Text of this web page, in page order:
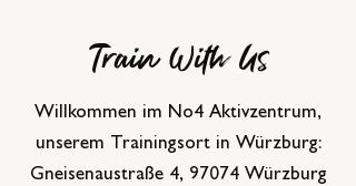
Train With Us
Willkommen im No4 Aktivzentrum,
unserem Trainingsort in Würzburg:
Gneisenaustraße 4, 97074 Würzburg